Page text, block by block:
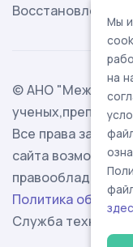
Восстановление
© АНО
Все права
сайта возможно
правообладателя.
Политика
Служба
Мы
на